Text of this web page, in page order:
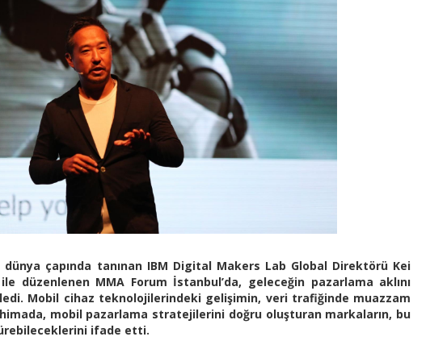
dünya çapında tanınan IBM Digital Makers Lab Global Direktörü Kei
düzenlenen MMA Forum İstanbul’da, geleceğin pazarlama aklını
Mobil cihaz teknolojilerindeki gelişimin, veri trafiğinde muazzam
mobil pazarlama stratejilerini doğru oluşturan markaların, bu
ifade etti.